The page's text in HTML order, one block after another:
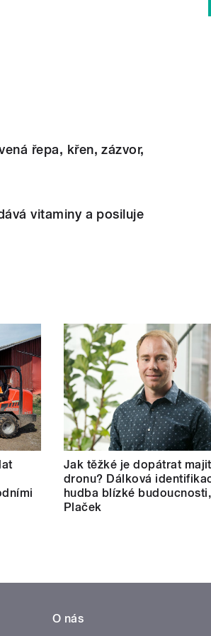
řepa, křen, zázvor,
vitaminy a posiluje
Jak těžké je dopátrat
dronu? Dálková
hudba blízké
Plaček
O nás